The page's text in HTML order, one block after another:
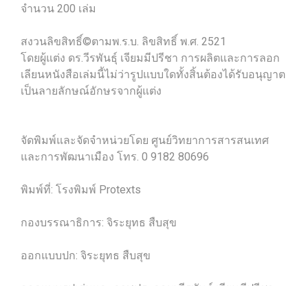
จํานวน 200 เล่ม
สงวนลิขสิทธิ์©ตามพ.ร.บ. ลิขสิทธิ์ พ.ศ. 2521
โดยผู้แต่ง ดร.วีรพันธุ์ เจียมมีปรีชา การผลิตและการลอก
เลียนหนังสือเล่มนี้ไม่ว่ารูปแบบใดทั้งสิ้นต้องได้รับอนุญาต
เป็นลายลักษณ์อักษรจากผู้แต่ง
จัดพิมพ์และจัดจำหน่วยโดย ศูนย์วิทยาการสารสนเทศ
และการพัฒนาเมือง โทร. 0 9182 80696
พิมพ์ที่: โรงพิมพ์ Protexts
กองบรรณาธิการ: จิระยุทธ สืบสุข
ออกแบบปก: จิระยุทธ สืบสุข